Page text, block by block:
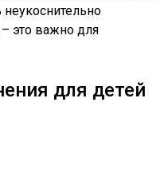
неукоснительно
это важно для
для детей